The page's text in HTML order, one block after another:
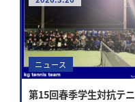
ニュース
第15回春季学生対抗テニ